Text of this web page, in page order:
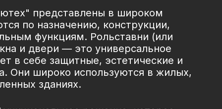
представлены в широком
по назначению, конструкции,
функциям. Рольставни (или
и двери — это универсальное
в себе защитные, эстетические и
Они широко используются в жилых,
зданиях.